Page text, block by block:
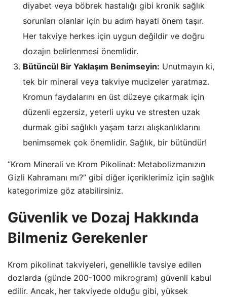
diyabet veya böbrek hastalığı gibi kronik sağlık
sorunları olanlar için bu adım hayati önem taşır.
Her takviye herkes için uygun değildir ve doğru
dozajın belirlenmesi önemlidir.
Bütüncül Bir Yaklaşım Benimseyin: Unutmayın ki,
tek bir mineral veya takviye mucizeler yaratmaz.
Kromun faydalarını en üst düzeye çıkarmak için
düzenli egzersiz, yeterli uyku ve stresten uzak
durmak gibi sağlıklı yaşam tarzı alışkanlıklarını
benimsemek çok önemlidir. Sağlık, bir bütündür!
“Krom Minerali ve Krom Pikolinat: Metabolizmanızın
Gizli Kahramanı mı?” gibi diğer içeriklerimiz için sağlık
kategorimize göz atabilirsiniz.
Güvenlik ve Dozaj Hakkında
Bilmeniz Gerekenler
Krom pikolinat takviyeleri, genellikle tavsiye edilen
dozlarda (günde 200-1000 mikrogram) güvenli kabul
edilir. Ancak, her takviyede olduğu gibi, yüksek